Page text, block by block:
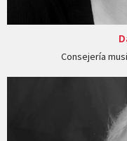
Consejería